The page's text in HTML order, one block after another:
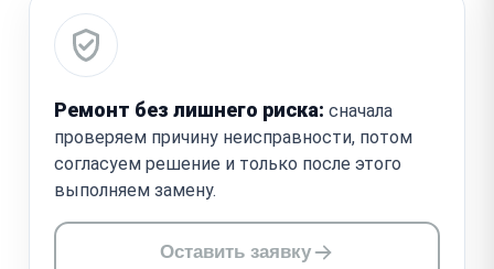
Ремонт без лишнего риска: сначала
проверяем причину неисправности, потом
согласуем решение и только после этого
выполняем замену.
Оставить заявку